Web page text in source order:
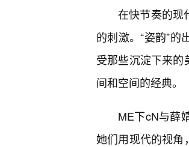
在快节奏的现
的刺激。“姿韵”
受那些沉淀下来
间和空间的经典。
ME下cN与薛
她们用现代的视角